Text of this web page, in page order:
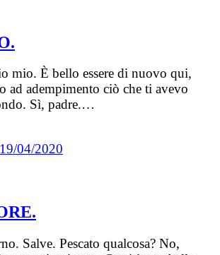
mio. È bello essere di nuovo qui,
ad adempimento ciò che ti avevo
Sì, padre.…
19/04/2020
Salve. Pescato qualcosa? No,